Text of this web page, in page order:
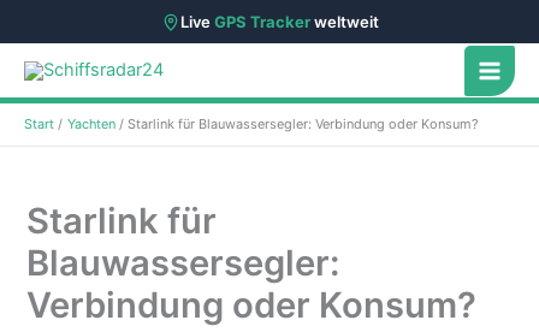
LiveGPS Trackerweltweit
Zum
Inhalt
springen
Start Yachten Starlink für Blauwassersegler: Verbindung oder Konsum?
Starlink für
Blauwassersegler:
Verbindung oder Konsum?